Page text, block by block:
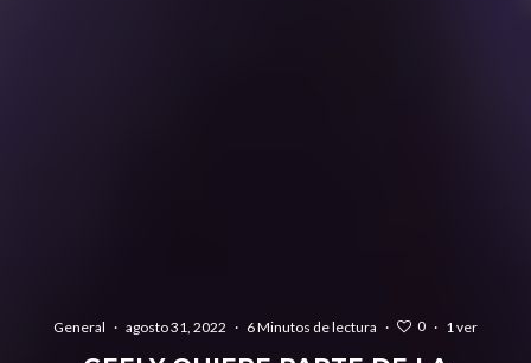
General · agosto 31, 2022 · 6 Minutos de lectura · 0 · 1 ver